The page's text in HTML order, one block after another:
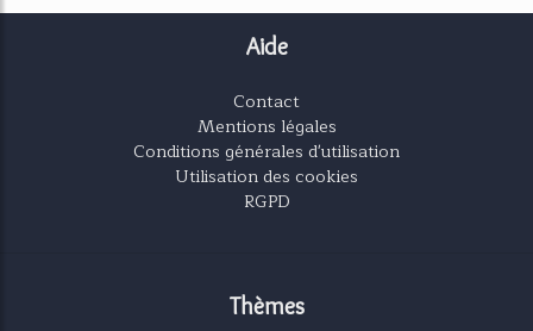
Aide
Contact
Mentions légales
Conditions générales d'utilisation
Utilisation des cookies
RGPD
Thèmes